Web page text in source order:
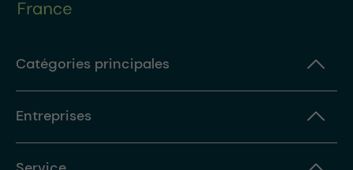
Catégories principales
Entreprises